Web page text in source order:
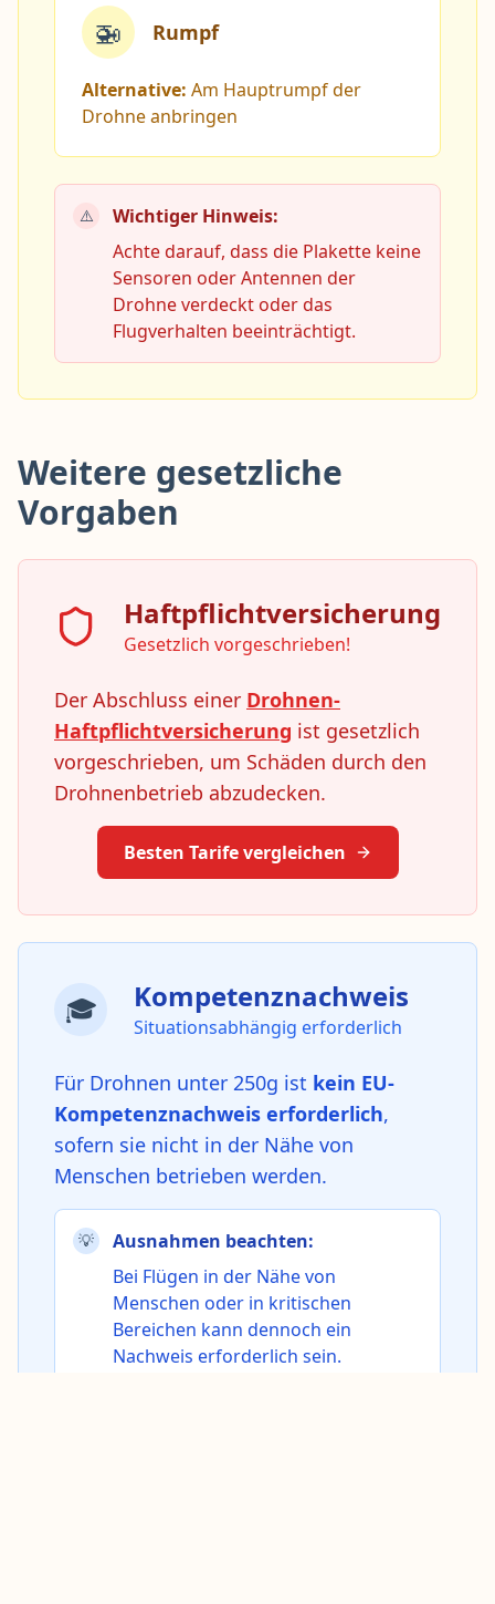
🚁 Rumpf
Alternative: Am Hauptrumpf der
Drohne anbringen
⚠️
Wichtiger Hinweis:
Achte darauf, dass die Plakette keine
Sensoren oder Antennen der
Drohne verdeckt oder das
Flugverhalten beeinträchtigt.
Weitere gesetzliche
Vorgaben
Haftpflichtversicherung
Gesetzlich vorgeschrieben!
Der Abschluss einer Drohnen-
Haftpflichtversicherung ist gesetzlich
vorgeschrieben, um Schäden durch den
Drohnenbetrieb abzudecken.
Besten Tarife vergleichen
🎓 Kompetenznachweis
Situationsabhängig erforderlich
Für Drohnen unter 250g ist kein EU-
Kompetenznachweis erforderlich,
sofern sie nicht in der Nähe von
Menschen betrieben werden.
💡
Ausnahmen beachten:
Bei Flügen in der Nähe von
Menschen oder in kritischen
Bereichen kann dennoch ein
Nachweis erforderlich sein.